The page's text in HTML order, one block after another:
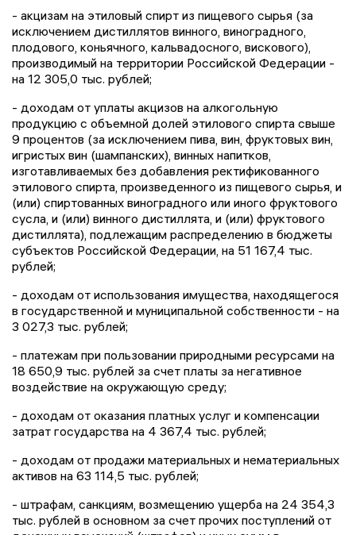
- акцизам на этиловый спирт из пищевого сырья (за
исключением дистиллятов винного, виноградного,
плодового, коньячного, кальвадосного, вискового),
производимый на территории Российской Федерации -
на 12 305,0 тыс. рублей;
- доходам от уплаты акцизов на алкогольную
продукцию с объемной долей этилового спирта свыше
9 процентов (за исключением пива, вин, фруктовых вин,
игристых вин (шампанских), винных напитков,
изготавливаемых без добавления ректификованного
этилового спирта, произведенного из пищевого сырья, и
(или) спиртованных виноградного или иного фруктового
сусла, и (или) винного дистиллята, и (или) фруктового
дистиллята), подлежащим распределению в бюджеты
субъектов Российской Федерации, на 51 167,4 тыс.
рублей;
- доходам от использования имущества, находящегося
в государственной и муниципальной собственности - на
3 027,3 тыс. рублей;
- платежам при пользовании природными ресурсами на
18 650,9 тыс. рублей за счет платы за негативное
воздействие на окружающую среду;
- доходам от оказания платных услуг и компенсации
затрат государства на 4 367,4 тыс. рублей;
- доходам от продажи материальных и нематериальных
активов на 63 114,5 тыс. рублей;
- штрафам, санкциям, возмещению ущерба на 24 354,3
тыс. рублей в основном за счет прочих поступлений от